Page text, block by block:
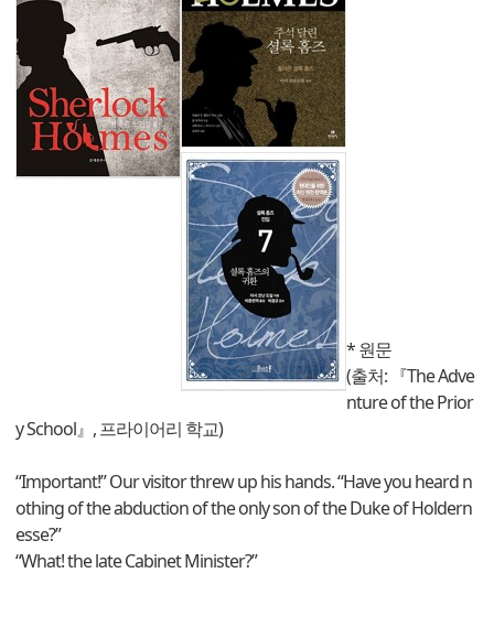
* 원문
(출처: 『The Adve
nture of the Prior
y School』, 프라이어리 학교)
“Important!” Our visitor threw up his hands. “Have you heard n
othing of the abduction of the only son of the Duke of Holdern
esse?”
“What! the late Cabinet Minister?”